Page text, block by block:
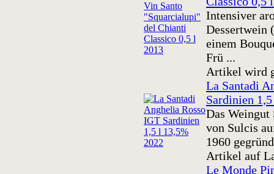
Intensiver
Dessertwein
einem
Frü ...
Artikel wird
La Santadi
Sardinien
Das Weingut
von Sulcis
1960
Artikel auf
Le Monde